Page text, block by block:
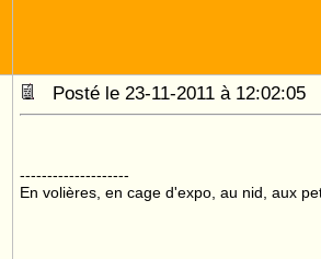
Posté le 23-11-2011 à 12:02:05
--------------------
En volières, en cage d'expo, au nid, aux